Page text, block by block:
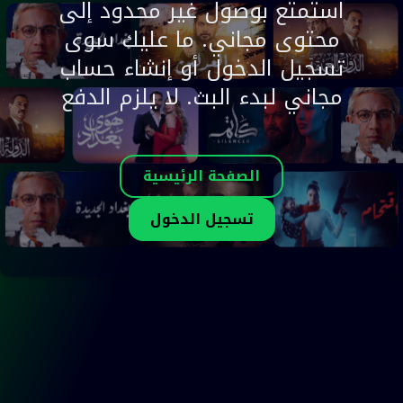
استمتع بوصول غير محدود إلى
محتوى مجاني. ما عليك سوى
تسجيل الدخول أو إنشاء حساب
مجاني لبدء البث. لا يلزم الدفع
الصفحة الرئيسية
تسجيل الدخول